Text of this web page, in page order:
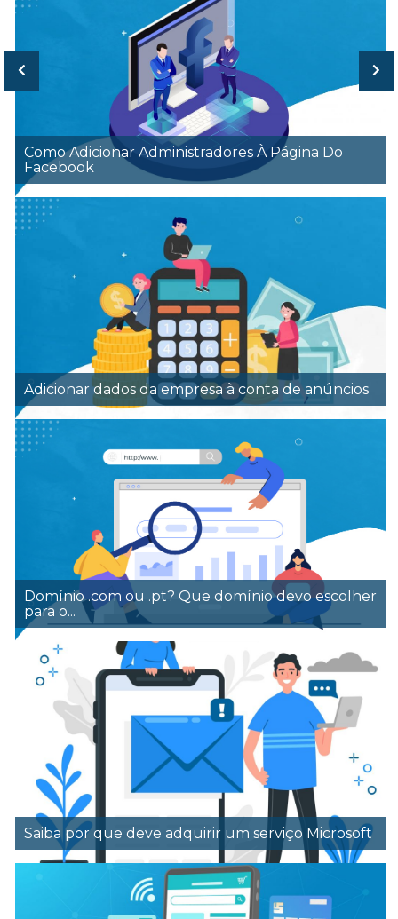
Como Adicionar Administradores À Página Do
Facebook
Adicionar dados da empresa à conta de anúncios
Domínio .com ou .pt? Que domínio devo escolher
para o...
Saiba por que deve adquirir um serviço Microsoft